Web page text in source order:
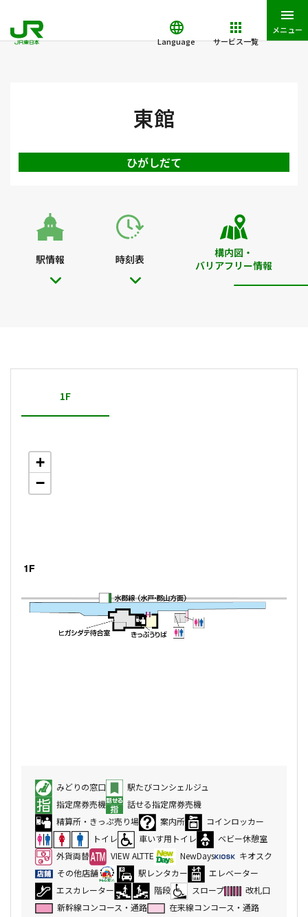
Language サービス一覧
メニュー
東館
ひがしだて
駅情報 時刻表
構内図・
バリアフリー情報
1F
+
−
みどりの窓口
駅たびコンシェルジュ
指定席券売機
話せる指定席券売機
精算所・きっぷ売り場
案内所
コインロッカー
トイレ
車いす用トイレ
ベビー休憩室
外貨両替
VIEW ALTTE NewDays
キオスク
その他店舗
駅レンタカー
エレベーター
エスカレーター
階段 スロープ
改札口
新幹線コンコース・通路
在来線コンコース・通路